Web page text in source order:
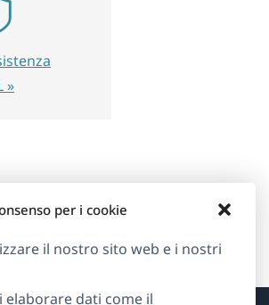
per i cookie
il nostro sito web e i nostri
dati come il
»